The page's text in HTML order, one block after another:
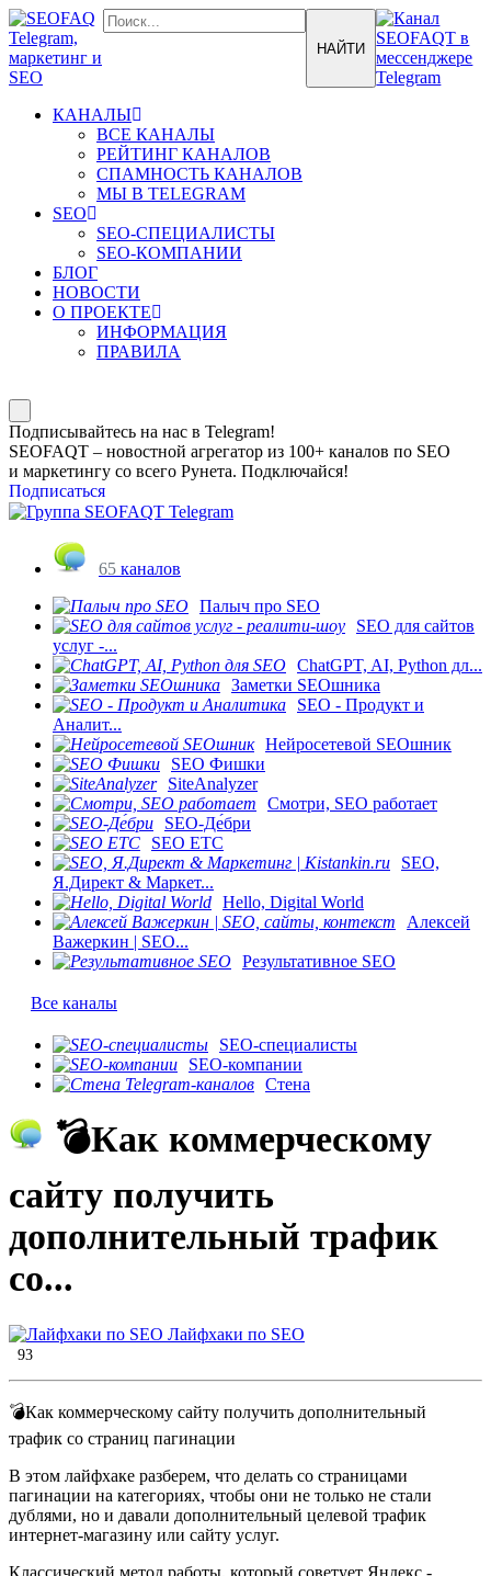
КАНАЛЫ
ВСЕ КАНАЛЫ
РЕЙТИНГ КАНАЛОВ
СПАМНОСТЬ КАНАЛОВ
МЫ В TELEGRAM
SEO
SEO-СПЕЦИАЛИСТЫ
SEO-КОМПАНИИ
БЛОГ
НОВОСТИ
О ПРОЕКТЕ
ИНФОРМАЦИЯ
ПРАВИЛА
Подписывайтесь на нас в Telegram!
SEOFAQT – новостной агрегатор из 100+ каналов по SEO
и маркетингу со всего Рунета. Подключайся!
Подписаться
65 каналов
Палыч про SEO
SEO для сайтов
услуг -...
ChatGPT, AI, Python дл...
Заметки SEOшника
SEO - Продукт и
Аналит...
Нейросетевой SEOшник
SEO Фишки
SiteAnalyzer
Смотри, SEO работает
SEO-Де́бри
SEO ETC
SEO,
Я.Директ & Маркет...
Hello, Digital World
Алексей
Важеркин | SEO...
Результативное SEO
Все каналы
SEO-специалисты
SEO-компании
Стена
​​💣Как коммерческому
сайту получить
дополнительный трафик
со...
Лайфхаки по SEO
93
​​💣Как коммерческому сайту получить дополнительный
трафик со страниц пагинации
В этом лайфхаке разберем, что делать со страницами
пагинации на категориях, чтобы они не только не стали
дублями, но и давали дополнительный целевой трафик
интернет-магазину или сайту услуг.
Классический метод работы, который советует Яндекс -